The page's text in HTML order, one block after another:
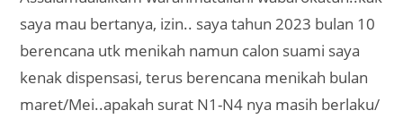
saya mau bertanya, izin.. saya tahun 2023 bulan 10
berencana utk menikah namun calon suami saya
kenak dispensasi, terus berencana menikah bulan
maret/Mei..apakah surat N1-N4 nya masih berlaku/